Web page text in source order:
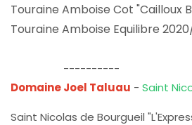
Touraine Amboise Cot "Cailloux
Touraine Amboise Equilibre
----------
Domaine Joel Taluau - Saint
Saint Nicolas de Bourgueil